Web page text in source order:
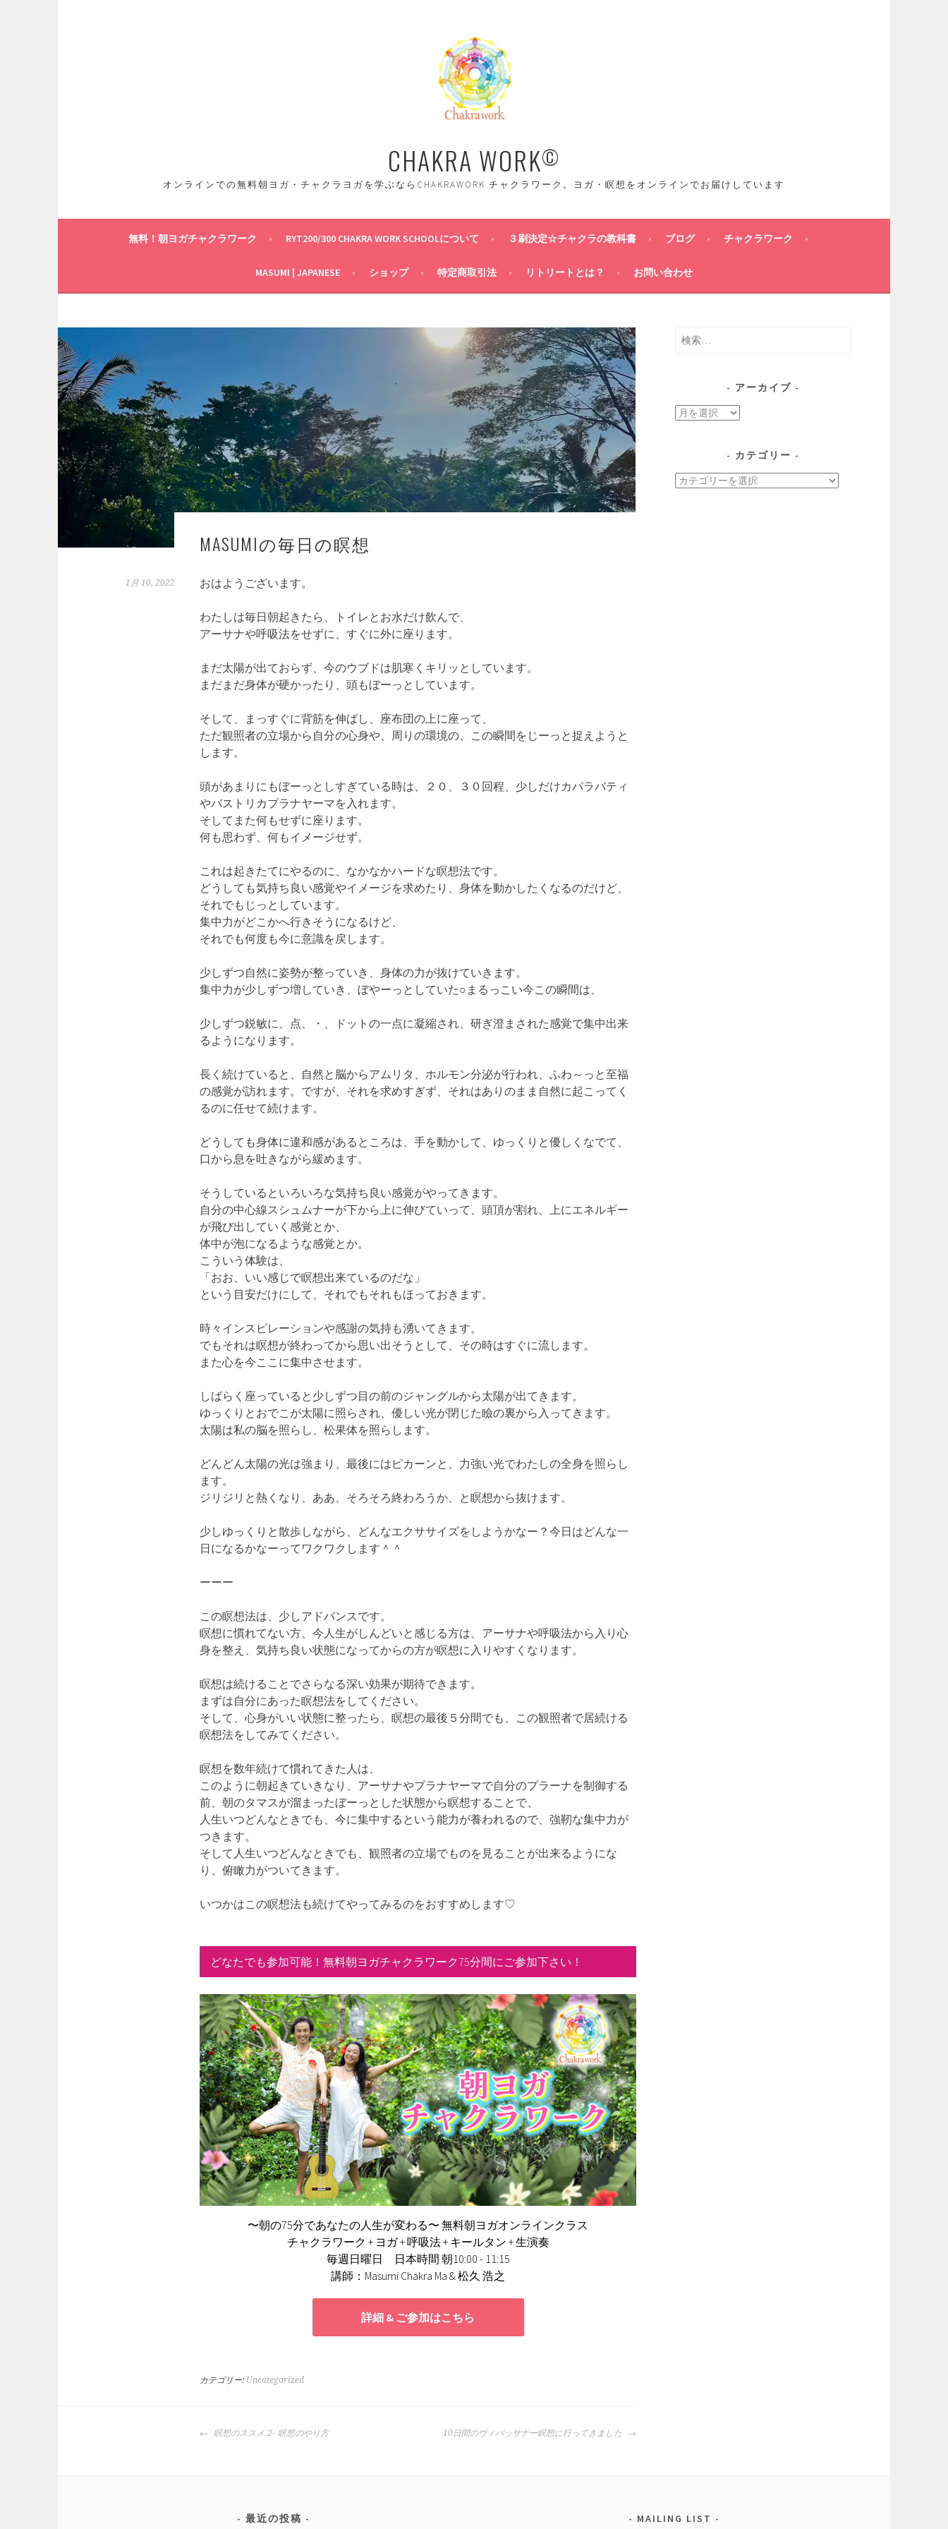
CHAKRA WORK©
オンラインでの無料朝ヨガ・チャクラヨガを学ぶならCHAKRAWORK チャクラワーク。ヨガ・瞑想をオンラインでお届けしています
無料！朝ヨガチャクラワーク RYT200/300 CHAKRA WORK SCHOOLについて ３刷決定☆チャクラの教科書 ブログ チャクラワーク
MASUMI | JAPANESE ショップ 特定商取引法 リトリートとは？ お問い合わせ
MASUMIの毎日の瞑想
1月 10, 2022 おはようございます。
わたしは毎日朝起きたら、トイレとお水だけ飲んで、
アーサナや呼吸法をせずに、すぐに外に座ります。
まだ太陽が出ておらず、今のウブドは肌寒くキリッとしています。
まだまだ身体が硬かったり、頭もぼーっとしています。
そして、まっすぐに背筋を伸ばし、座布団の上に座って、
ただ観照者の立場から自分の心身や、周りの環境の、この瞬間をじーっと捉えようと
します。
頭があまりにもぼーっとしすぎている時は、２０、３０回程、少しだけカパラバティ
やバストリカプラナヤーマを入れます。
そしてまた何もせずに座ります。
何も思わず、何もイメージせず。
これは起きたてにやるのに、なかなかハードな瞑想法です。
どうしても気持ち良い感覚やイメージを求めたり、身体を動かしたくなるのだけど、
それでもじっとしています。
集中力がどこかへ行きそうになるけど、
それでも何度も今に意識を戻します。
少しずつ自然に姿勢が整っていき、身体の力が抜けていきます。
集中力が少しずつ増していき、ぼやーっとしていた○まるっこい今この瞬間は、
少しずつ鋭敏に、点、・、ドットの一点に凝縮され、研ぎ澄まされた感覚で集中出来
るようになります。
長く続けていると、自然と脳からアムリタ、ホルモン分泌が行われ、ふわ～っと至福
の感覚が訪れます。ですが、それを求めすぎず、それはありのまま自然に起こってく
るのに任せて続けます。
どうしても身体に違和感があるところは、手を動かして、ゆっくりと優しくなでて、
口から息を吐きながら緩めます。
そうしているといろいろな気持ち良い感覚がやってきます。
自分の中心線スシュムナーが下から上に伸びていって、頭頂が割れ、上にエネルギー
が飛び出していく感覚とか、
体中が泡になるような感覚とか。
こういう体験は、
「おお、いい感じで瞑想出来ているのだな」
という目安だけにして、それでもそれもほっておきます。
時々インスピレーションや感謝の気持も湧いてきます。
でもそれは瞑想が終わってから思い出そうとして、その時はすぐに流します。
また心を今ここに集中させます。
しばらく座っていると少しずつ目の前のジャングルから太陽が出てきます。
ゆっくりとおでこが太陽に照らされ、優しい光が閉じた瞼の裏から入ってきます。
太陽は私の脳を照らし、松果体を照らします。
どんどん太陽の光は強まり、最後にはピカーンと、力強い光でわたしの全身を照らし
ます。
ジリジリと熱くなり、ああ、そろそろ終わろうか、と瞑想から抜けます。
少しゆっくりと散歩しながら、どんなエクササイズをしようかなー？今日はどんな一
日になるかなーってワクワクします＾＾
ーーー
この瞑想法は、少しアドバンスです。
瞑想に慣れてない方、今人生がしんどいと感じる方は、アーサナや呼吸法から入り心
身を整え、気持ち良い状態になってからの方が瞑想に入りやすくなります。
瞑想は続けることでさらなる深い効果が期待できます。
まずは自分にあった瞑想法をしてください。
そして、心身がいい状態に整ったら、瞑想の最後５分間でも、この観照者で居続ける
瞑想法をしてみてください。
瞑想を数年続けて慣れてきた人は、
このように朝起きていきなり、アーサナやプラナヤーマで自分のプラーナを制御する
前、朝のタマスが溜まったぼーっとした状態から瞑想することで、
人生いつどんなときでも、今に集中するという能力が養われるので、強靭な集中力が
つきます。
そして人生いつどんなときでも、観照者の立場でものを見ることが出来るようにな
り、俯瞰力がついてきます。
いつかはこの瞑想法も続けてやってみるのをおすすめします♡
どなたでも参加可能！無料朝ヨガチャクラワーク75分間にご参加下さい！
〜朝の75分であなたの人生が変わる〜 無料朝ヨガオンラインクラス
チャクラワーク + ヨガ + 呼吸法 + キールタン + 生演奏
毎週日曜日 日本時間 朝10:00 - 11:15
講師：Masumi Chakra Ma & 松久 浩之
詳細 & ご参加はこちら
カテゴリー: Uncategorized
投瞑想のススメ２- 瞑想のやり方 10日間のヴィパッサナー瞑想に行ってきました
検
アーカイブ
ア
ブ
カテゴリー
カ
最近の投稿 MAILING LIST